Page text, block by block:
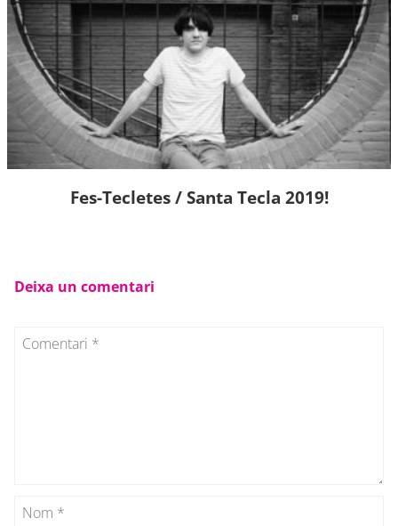
Fes-Tecletes / Santa Tecla 2019!
Deixa un comentari